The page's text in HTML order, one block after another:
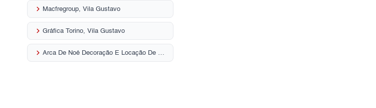
keyboard_arrow_right Macfregroup, Vila Gustavo
keyboard_arrow_right Gráfica Torino, Vila Gustavo
keyboard_arrow_right Arca De Noé Decoração E Locação De Brinquedos, Vila Gustavo